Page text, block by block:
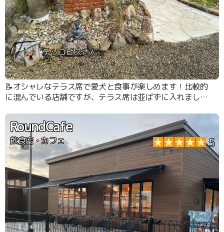
テツコピスさん
📝オシャレなテラス席で愛犬と食事が楽しめます！比較的
に混んでいる店舗ですが、テラス席は並ばずに入れまし
RoundCafe
飲食店・カフェ 5